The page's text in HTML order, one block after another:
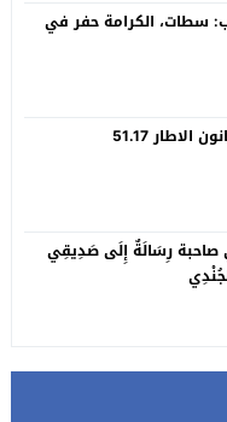
سطات، الكرامة حفر في
51.17
إلى الأستاذة حليمة الجندي صاحبة رِسَالَةٌ إِلَى صَدِيقِي